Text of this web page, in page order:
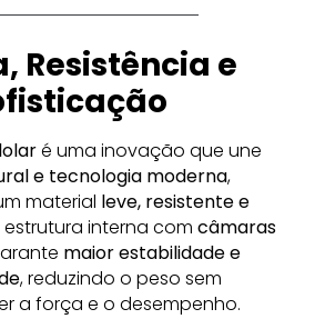
Resistência e
é uma inovação que une
e tecnologia moderna,
material leve, resistente e
estrutura interna com câmaras
maior estabilidade e
, reduzindo o peso sem
a força e o desempenho.